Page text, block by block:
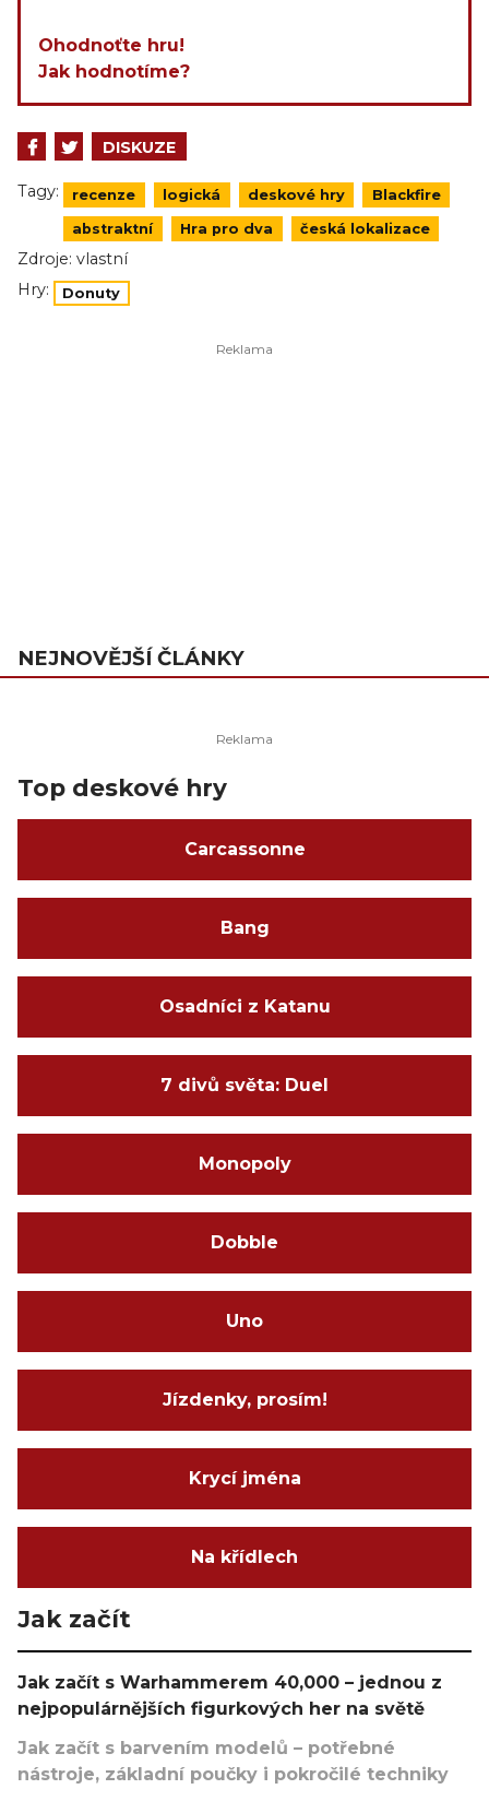
Ohodnoťte hru!
Jak hodnotíme?
DISKUZE
Tagy: recenze logická deskové hry Blackfire
abstraktní Hra pro dva česká lokalizace
Zdroje: vlastní
Hry:
Donuty
NEJNOVĚJŠÍ ČLÁNKY
Top deskové hry
Carcassonne
Bang
Osadníci z Katanu
7 divů světa: Duel
Monopoly
Dobble
Uno
Jízdenky, prosím!
Krycí jména
Na křídlech
Jak začít
Jak začít s Warhammerem 40,000 – jednou z
nejpopulárnějších figurkových her na světě
Jak začít s barvením modelů – potřebné
nástroje, základní poučky i pokročilé techniky